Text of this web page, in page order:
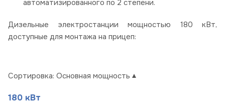
автоматизированного по 2 степени.
Дизельные электростанции мощностью 180 кВт,
доступные для монтажа на прицеп:
Сортировка: Основная мощность
180 кВт